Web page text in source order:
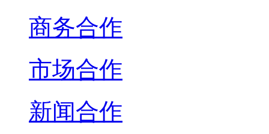
商务合作
市场合作
新闻合作